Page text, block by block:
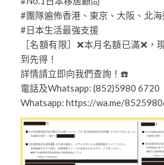
#團隊遍佈香港、東京、大阪、北海
#日本生活最強支援
［名額有限］❌本月名額已滿❌
到先得！
詳情請立即向我們查詢！☎️
電話及Whatsapp: (852)5980 6720
Whatsapp: https://wa.me/